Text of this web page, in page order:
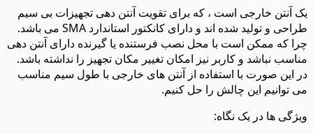
یک آنتن خارجی است ، که برای تقویت آنتن دهی تجهیزات بی سیم
طراحی و تولید شده اند و دارای کانکتور استاندارد SMA می باشد.
چرا که ممکن است با محل نصب فرستنده یا گیرنده دارای آنتن دهی
مناسب نباشد و کاربر نیز امکان تغییر مکان تجهیز را نداشته باشد.
در این صورت با استفاده از آنتن های خارجی با طول سیم مناسب
می توانیم این چالش را حل کنیم.
ویژگی ها در یک نگاه: